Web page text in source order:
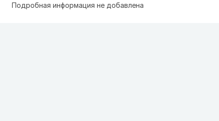
Подробная информация не добавлена